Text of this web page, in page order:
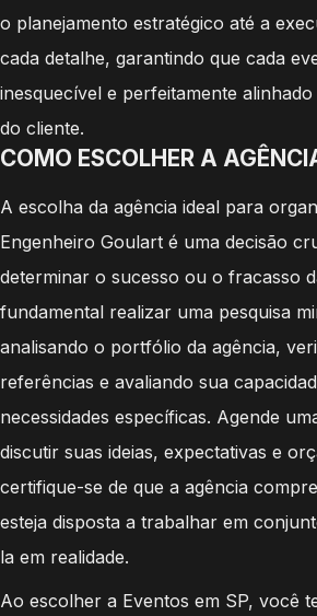
o planejamento estratégico até a
cada detalhe, garantindo que cada
inesquecível e perfeitamente
do cliente.
COMO ESCOLHER A
A escolha da agência ideal para
Engenheiro Goulart é uma decisão
determinar o sucesso ou o fracasso
fundamental realizar uma pesquisa
analisando o portfólio da agência,
referências e avaliando sua
necessidades específicas. Agende
discutir suas ideias, expectativas e
certifique-se de que a agência
esteja disposta a trabalhar em
la em realidade.
Ao escolher a Eventos em SP, você